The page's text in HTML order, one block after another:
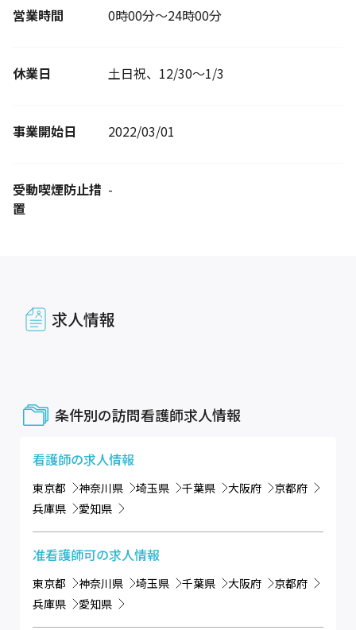
営業時間 0時00分～24時00分
休業日 土日祝、12/30～1/3
事業開始日 2022/03/01
受動喫煙防止措
置
-
求人情報
条件別の訪問看護師求人情報
看護師の求人情報
東京都 神奈川県 埼玉県 千葉県 大阪府
京都府
兵庫県
愛知県
准看護師可の求人情報
東京都 神奈川県 埼玉県 千葉県 大阪府
京都府
兵庫県
愛知県